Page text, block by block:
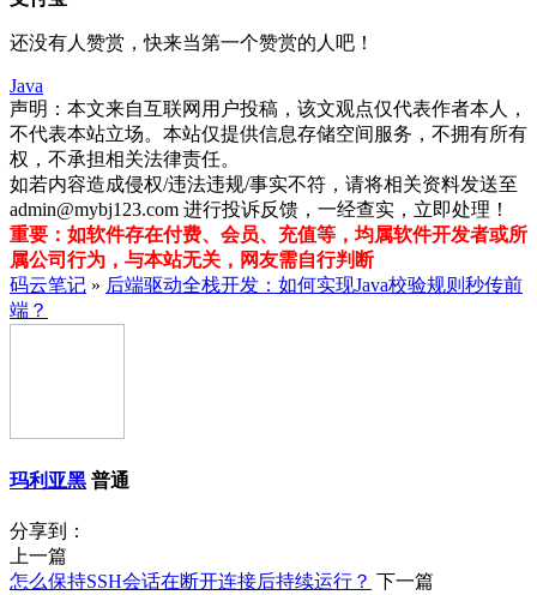
还没有人赞赏，快来当第一个赞赏的人吧！
Java
声明：本文来自互联网用户投稿，该文观点仅代表作者本人，
不代表本站立场。本站仅提供信息存储空间服务，不拥有所有
权，不承担相关法律责任。
如若内容造成侵权/违法违规/事实不符，请将相关资料发送至
admin@mybj123.com 进行投诉反馈，一经查实，立即处理！
重要：如软件存在付费、会员、充值等，均属软件开发者或所
属公司行为，与本站无关，网友需自行判断
码云笔记 » 后端驱动全栈开发：如何实现Java校验规则秒传前
端？
玛利亚黑 普通
分享到：
上一篇
怎么保持SSH会话在断开连接后持续运行？ 下一篇